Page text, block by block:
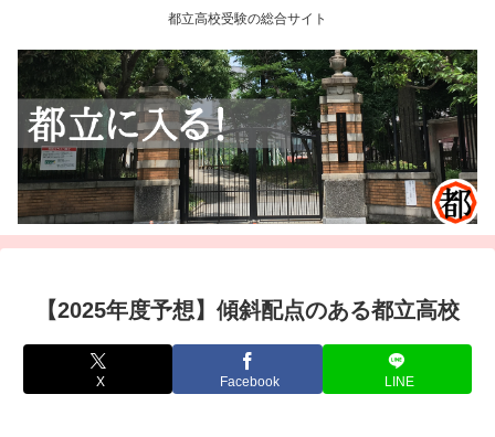
都立高校受験の総合サイト
【2025年度予想】傾斜配点のある都立高校
X Facebook LINE